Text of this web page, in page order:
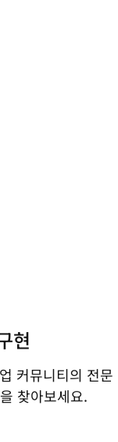
현
커뮤니티의 전문
찾아보세요.